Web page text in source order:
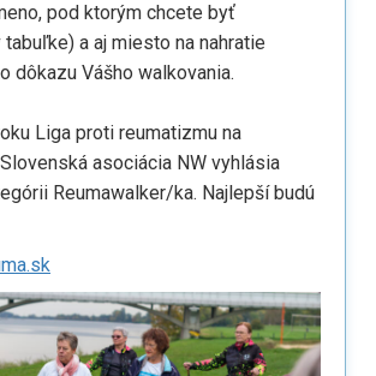
pod ktorým chcete byť
a aj miesto na nahratie
dôkazu Vášho walkovania.
Liga proti reumatizmu na
asociácia NW vyhlásia
Reumawalker/ka. Najlepší budú